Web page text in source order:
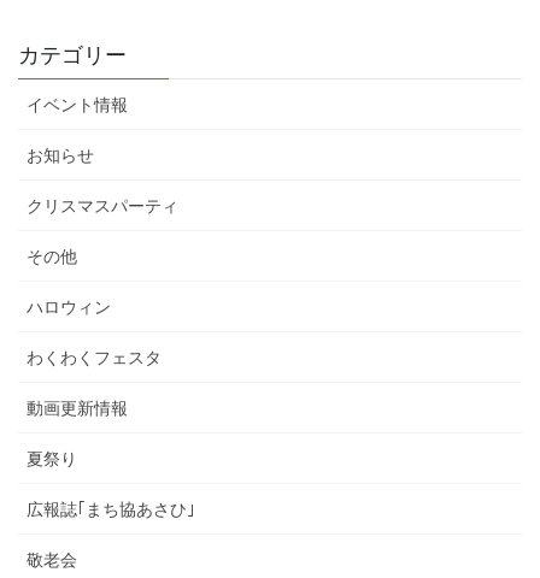
カテゴリー
イベント情報
お知らせ
クリスマスパーティ
その他
ハロウィン
わくわくフェスタ
動画更新情報
夏祭り
広報誌｢まち協あさひ｣
敬老会